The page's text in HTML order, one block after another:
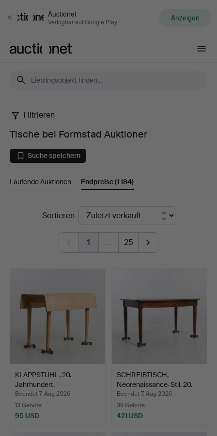
Schließen
Auctionet
Verfügbar auf Google Play Anzeigen
Tische
bei
Formstad
Auktioner
Filtrieren
Tische bei Formstad Auktioner
Suche speichern
Laufende Auktionen Endpreise(1 184)
EndpreiseSortieren
1 … 25
KLAPPSTUHL, 20.
Jahrhundert.
Beendet 7. Aug 2026
13 Gebote
95 USD
SCHREIBTISCH,
Neorenaissance-Stil, 20.
Jah…
Beendet 7. Aug 2026
39 Gebote
421 USD